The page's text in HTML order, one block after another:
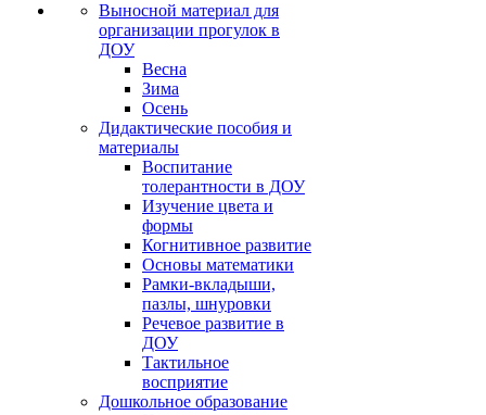
Выносной материал для
организации прогулок в
ДОУ
Весна
Зима
Осень
Дидактические пособия и
материалы
Воспитание
толерантности в ДОУ
Изучение цвета и
формы
Когнитивное развитие
Основы математики
Рамки-вкладыши,
пазлы, шнуровки
Речевое развитие в
ДОУ
Тактильное
восприятие
Дошкольное образование